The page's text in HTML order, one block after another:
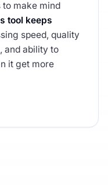
to make mind
tool keeps
speed, quality
and ability to
it get more